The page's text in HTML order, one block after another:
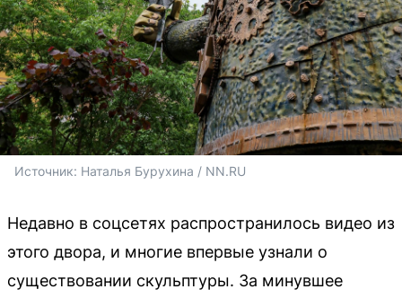
Источник: Наталья Бурухина / NN.RU
Недавно в соцсетях распространилось видео из
этого двора, и многие впервые узнали о
существовании скульптуры. За минувшее